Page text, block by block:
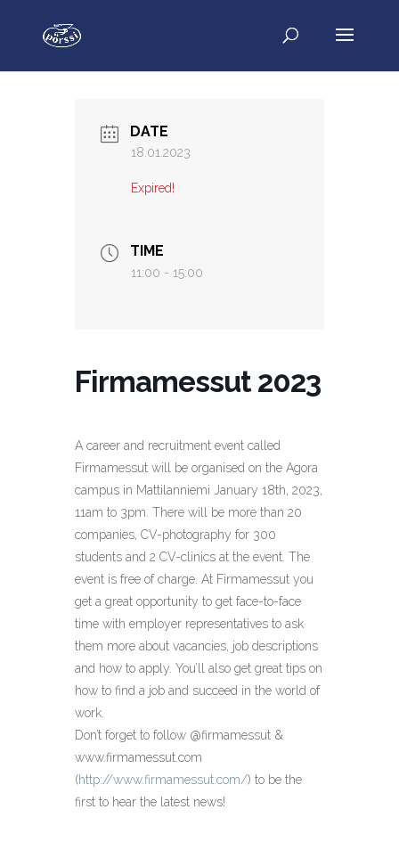
DATE
18.01.2023
Expired!
TIME
11:00 - 15:00
Firmamessut 2023
A career and recruitment event called
Firmamessut will be organised on the Agora
campus in Mattilanniemi January 18th, 2023,
11am to 3pm. There will be more than 20
companies, CV-photography for 300
students and 2 CV-clinics at the event. The
event is free of charge. At Firmamessut you
get a great opportunity to get face-to-face
time with employer representatives to ask
them more about vacancies, job descriptions
and how to apply. You’ll also get great tips on
how to find a job and succeed in the world of
work.
Don’t forget to follow @firmamessut &
www.firmamessut.com
(http://www.firmamessut.com/) to be the
first to hear the latest news!